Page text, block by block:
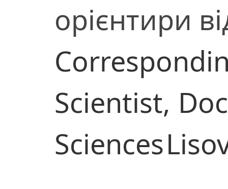
орієнтири
Scientist,
Sciences